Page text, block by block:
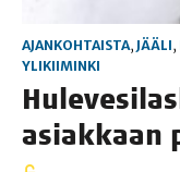
AJANKOHTAISTA, JÄÄLI,
YLIKIIMINKI
asiak­kaan